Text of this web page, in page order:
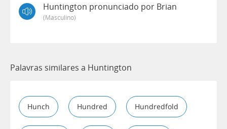
Huntington pronunciado por Brian
(masculino)
Palavras similares a Huntington
Hunch Hundred Hundredfold